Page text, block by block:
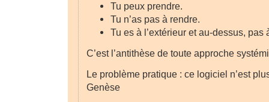
Tu peux prendre.
Tu n’as pas à rendre.
Tu es à l’extérieur et au-dessus, pas
C’est l’antithèse de toute approche
Le problème pratique : ce logiciel n’est
Genèse